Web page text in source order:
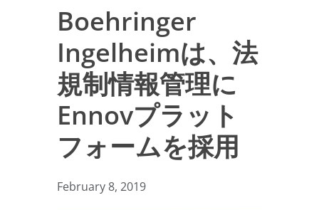
Boehringer
Ingelheimは、法
規制情報管理に
Ennovプラット
フォームを採用
February 8, 2019